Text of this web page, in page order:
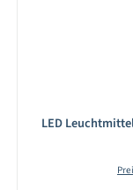
LED